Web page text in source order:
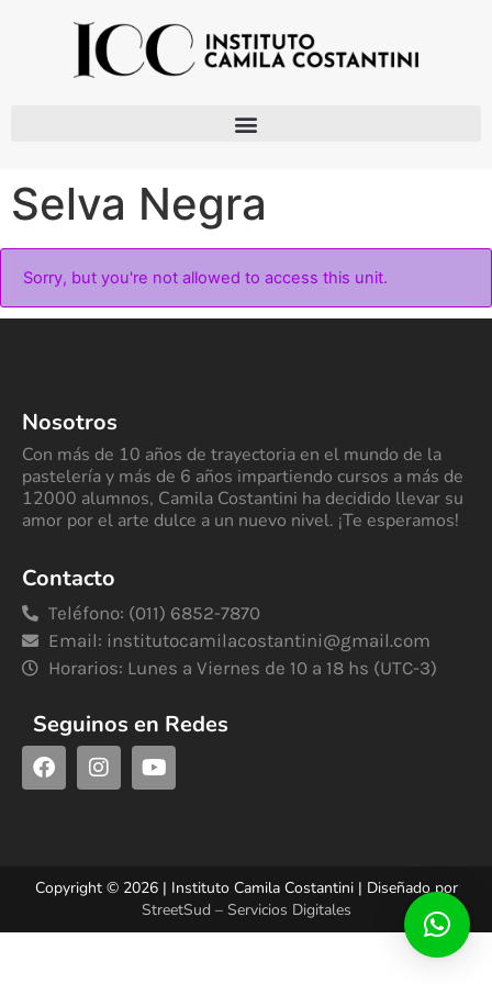
Selva Negra
Sorry, but you're not allowed to access this unit.
Nosotros
Con más de 10 años de trayectoria en el mundo de la
pastelería y más de 6 años impartiendo cursos a más de
12000 alumnos, Camila Costantini ha decidido llevar su
amor por el arte dulce a un nuevo nivel. ¡Te esperamos!
Contacto
Teléfono: (011) 6852-7870
Email: institutocamilacostantini@gmail.com
Horarios: Lunes a Viernes de 10 a 18 hs (UTC-3)
Seguinos en Redes
Copyright © 2026 | Instituto Camila Costantini | Diseñado por
StreetSud – Servicios Digitales